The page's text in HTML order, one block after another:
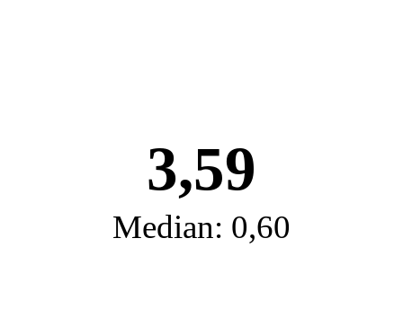
3,59
Median: 0,60